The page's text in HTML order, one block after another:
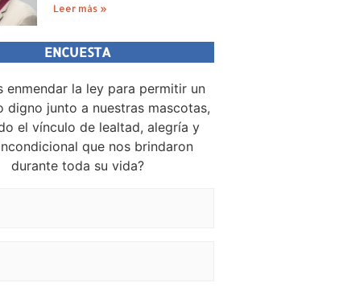
Leer más »
ENCUESTA
enmendar la ley para permitir un
digno junto a nuestras mascotas,
el vínculo de lealtad, alegría y
que nos brindaron
durante toda su vida?